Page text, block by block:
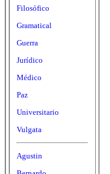
Filosófico
Gramatical
Guerra
Jurídico
Médico
Paz
Universitario
Vulgata
Agustin